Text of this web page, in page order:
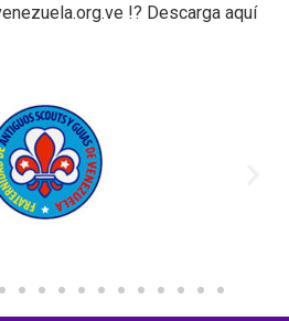
!?‍ Descarga aquí